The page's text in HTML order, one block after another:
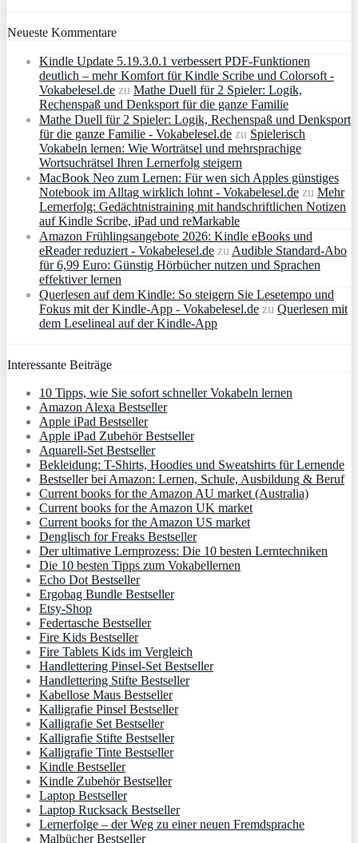
Neueste Kommentare
Kindle Update 5.19.3.0.1 verbessert PDF-Funktionen
deutlich – mehr Komfort für Kindle Scribe und Colorsoft -
Vokabelesel.de zu Mathe Duell für 2 Spieler: Logik,
Rechenspaß und Denksport für die ganze Familie
Mathe Duell für 2 Spieler: Logik, Rechenspaß und Denksport
für die ganze Familie - Vokabelesel.de zu Spielerisch
Vokabeln lernen: Wie Worträtsel und mehrsprachige
Wortsuchrätsel Ihren Lernerfolg steigern
MacBook Neo zum Lernen: Für wen sich Apples günstiges
Notebook im Alltag wirklich lohnt - Vokabelesel.de zu Mehr
Lernerfolg: Gedächtnistraining mit handschriftlichen Notizen
auf Kindle Scribe, iPad und reMarkable
Amazon Frühlingsangebote 2026: Kindle eBooks und
eReader reduziert - Vokabelesel.de zu Audible Standard-Abo
für 6,99 Euro: Günstig Hörbücher nutzen und Sprachen
effektiver lernen
Querlesen auf dem Kindle: So steigern Sie Lesetempo und
Fokus mit der Kindle-App - Vokabelesel.de zu Querlesen mit
dem Leselineal auf der Kindle-App
Interessante Beiträge
10 Tipps, wie Sie sofort schneller Vokabeln lernen
Amazon Alexa Bestseller
Apple iPad Bestseller
Apple iPad Zubehör Bestseller
Aquarell-Set Bestseller
Bekleidung: T-Shirts, Hoodies und Sweatshirts für Lernende
Bestseller bei Amazon: Lernen, Schule, Ausbildung & Beruf
Current books for the Amazon AU market (Australia)
Current books for the Amazon UK market
Current books for the Amazon US market
Denglisch for Freaks Bestseller
Der ultimative Lernprozess: Die 10 besten Lerntechniken
Die 10 besten Tipps zum Vokabellernen
Echo Dot Bestseller
Ergobag Bundle Bestseller
Etsy-Shop
Federtasche Bestseller
Fire Kids Bestseller
Fire Tablets Kids im Vergleich
Handlettering Pinsel-Set Bestseller
Handlettering Stifte Bestseller
Kabellose Maus Bestseller
Kalligrafie Pinsel Bestseller
Kalligrafie Set Bestseller
Kalligrafie Stifte Bestseller
Kalligrafie Tinte Bestseller
Kindle Bestseller
Kindle Zubehör Bestseller
Laptop Bestseller
Laptop Rucksack Bestseller
Lernerfolge – der Weg zu einer neuen Fremdsprache
Malbücher Bestseller